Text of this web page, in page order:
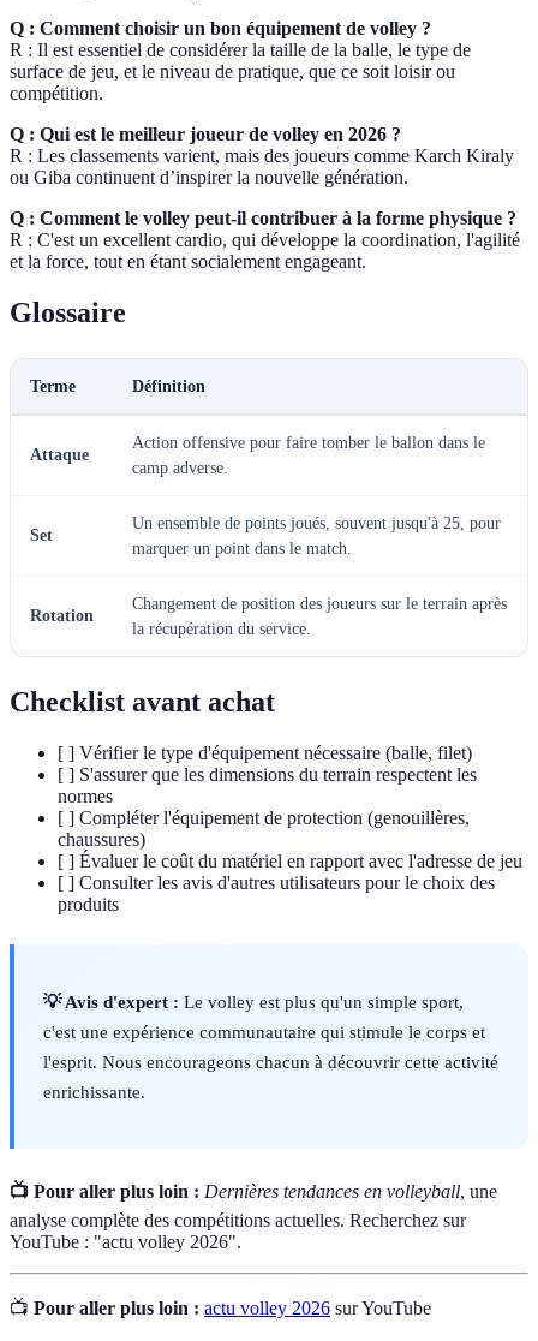
Q : Comment choisir un bon équipement de volley ?
R : Il est essentiel de considérer la taille de la balle, le type de
surface de jeu, et le niveau de pratique, que ce soit loisir ou
compétition.
Q : Qui est le meilleur joueur de volley en 2026 ?
R : Les classements varient, mais des joueurs comme Karch Kiraly
ou Giba continuent d’inspirer la nouvelle génération.
Q : Comment le volley peut-il contribuer à la forme physique ?
R : C'est un excellent cardio, qui développe la coordination, l'agilité
et la force, tout en étant socialement engageant.
Glossaire
Terme Définition
Attaque
Action offensive pour faire tomber le ballon dans le
camp adverse.
Set
Un ensemble de points joués, souvent jusqu'à 25, pour
marquer un point dans le match.
Rotation
Changement de position des joueurs sur le terrain après
la récupération du service.
Checklist avant achat
[ ] Vérifier le type d'équipement nécessaire (balle, filet)
[ ] S'assurer que les dimensions du terrain respectent les
normes
[ ] Compléter l'équipement de protection (genouillères,
chaussures)
[ ] Évaluer le coût du matériel en rapport avec l'adresse de jeu
[ ] Consulter les avis d'autres utilisateurs pour le choix des
produits
💡 Avis d'expert : Le volley est plus qu'un simple sport,
c'est une expérience communautaire qui stimule le corps et
l'esprit. Nous encourageons chacun à découvrir cette activité
enrichissante.
📺 Pour aller plus loin : Dernières tendances en volleyball, une
analyse complète des compétitions actuelles. Recherchez sur
YouTube : "actu volley 2026".
📺 Pour aller plus loin : actu volley 2026 sur YouTube